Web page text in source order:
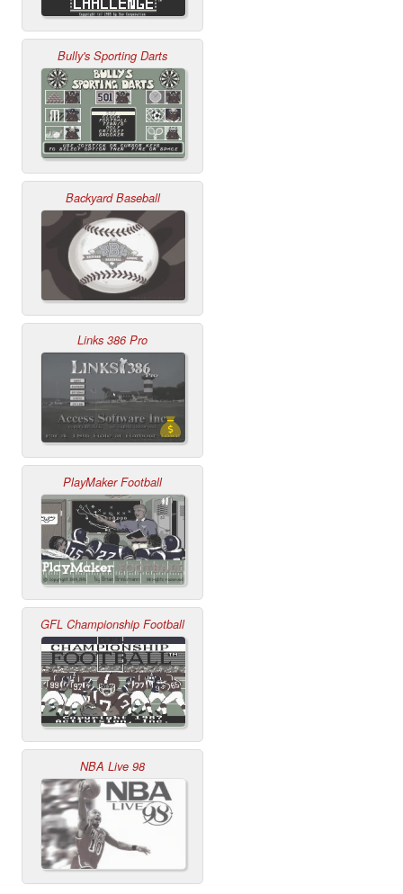
Bully's Sporting Darts
Backyard Baseball
Links 386 Pro
PlayMaker Football
GFL Championship Football
NBA Live 98